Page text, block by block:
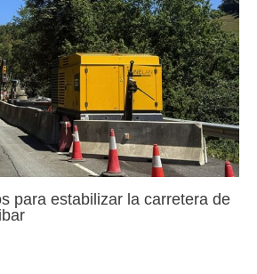
para estabilizar la carretera de